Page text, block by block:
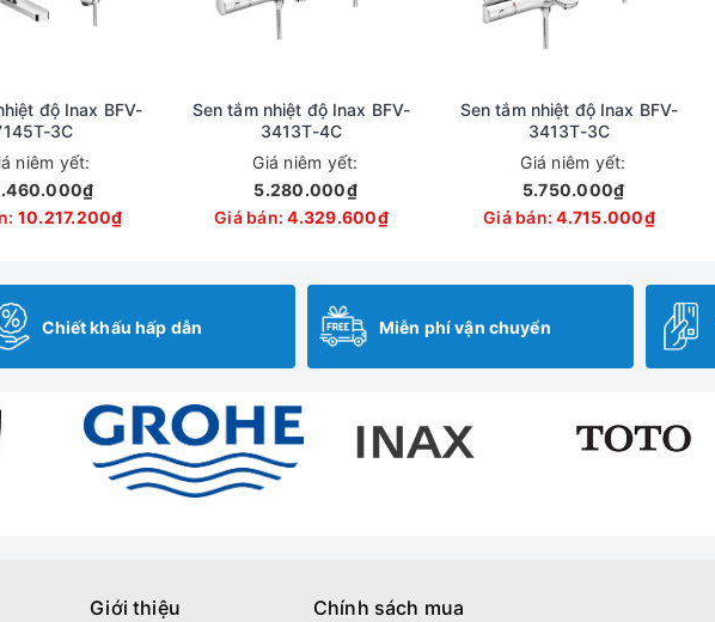
độ Inax BFV-
3C
niêm yết:
10.217.200₫
Sen tắm nhiệt độ Inax BFV-
3413T-4C
Giá niêm yết:
5.280.000₫
Giá bán:4.329.600₫
Sen tắm nhiệt độ Inax BFV-
3413T-3C
Giá niêm yết:
5.750.000₫
Giá bán:4.715.000₫
Chiết khấu hấp dẫn Miễn phí vận chuyển
Giới thiệu
Chính sách mua